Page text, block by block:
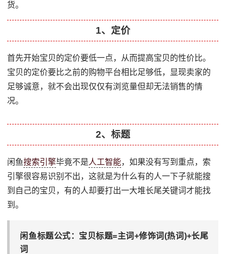
货。
1、定价
首先开始宝贝的定价要低一点，从而提高宝贝的性价比。
宝贝的定价要比之前的购物平台相比足够低，显现卖家的
足够诚意，就不会出现仅仅有浏览量但却无法销售的情
况。
2、标题
闲鱼搜索引擎毕竟不是人工智能，如果没有写到重点，索
引擎很容易识别不出，这就是为什么有的人一下子就能搜
到自己的宝贝，有的人却要打出一大堆长尾关键词才能找
到。
闲鱼标题公式：宝贝标题=主词+修饰词(热词)+长尾
词